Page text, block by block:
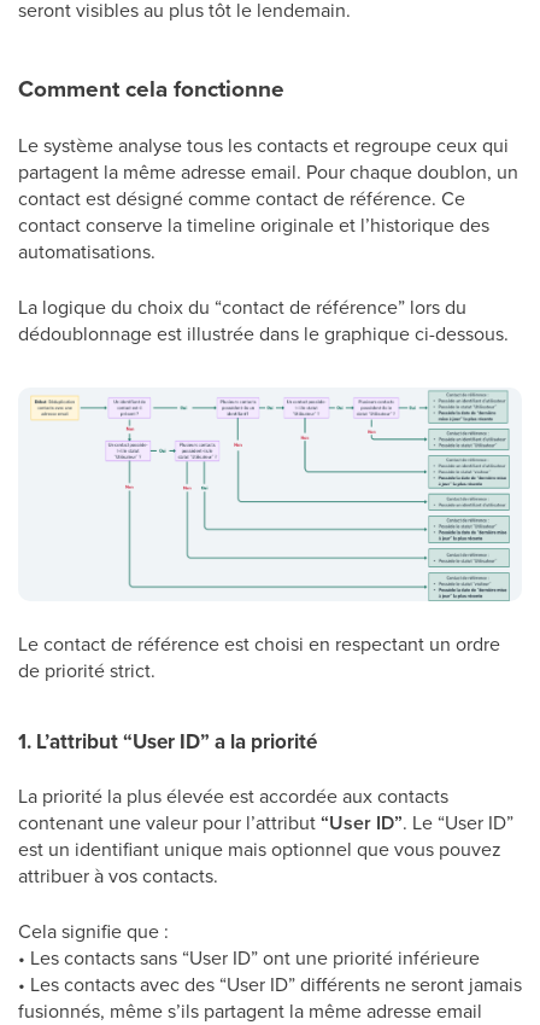
seront visibles au plus tôt le lendemain.
Comment cela fonctionne
Le système analyse tous les contacts et regroupe ceux qui
partagent la même adresse email. Pour chaque doublon, un
contact est désigné comme contact de référence. Ce
contact conserve la timeline originale et l’historique des
automatisations.
La logique du choix du “contact de référence” lors du
dédoublonnage est illustrée dans le graphique ci-dessous.
Le contact de référence est choisi en respectant un ordre
de priorité strict.
1. L’attribut “User ID” a la priorité
La priorité la plus élevée est accordée aux contacts
contenant une valeur pour l’attribut“User ID”. Le “User ID”
est un identifiant unique mais optionnel que vous pouvez
attribuer à vos contacts.
Cela signifie que :
• Les contacts sans “User ID” ont une priorité inférieure
• Les contacts avec des “User ID” différents ne seront jamais
fusionnés, même s’ils partagent la même adresse email